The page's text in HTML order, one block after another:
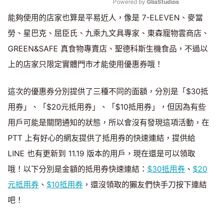
Mute
Powered by GliaStudios
能夠使用的店家也算是平易近人，像是 7-ELEVEN、麥當
勞、星巴克、屈臣氏、九乘九文具專家、東森寵物雲商店、
GREEN&SAFE 真食物專賣店、聖德科斯生機食品，不過以
上的店家只限定實體門市才能使用優惠券哦！
這次的優惠券分別提供了三種不同的面額，分別是「$30抵
用券」、「$20元抵用券」、「$10抵用券」，但因為有些
用戶可能是關閉通知的狀態，所以會沒有發現這項活動，在
PTT 上有好心的網友提供了抵用券的快速連結，提供給
LINE 也有更新到 11.19 版本的用戶，現在還是可以領取
哦！以下分別是金額的抵用券快速連結： $30抵用券 、 $20
元抵用券 、 $10抵用券 ，還沒領取的獺友們快手刀按下連結
吧！